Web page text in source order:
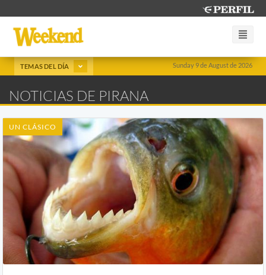
Sunday 9 de August de 2026
TEMAS DEL DÍA
NOTICIAS DE PIRANA
UN CLÁSICO